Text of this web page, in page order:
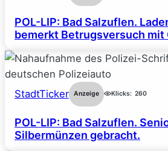
POL-LIP: Bad Salzuflen.
bemerkt Betrugsversuch mit
StadtTicker Anzeige Klicks: 260
POL-LIP: Bad Salzuflen.
Silbermünzen gebracht.